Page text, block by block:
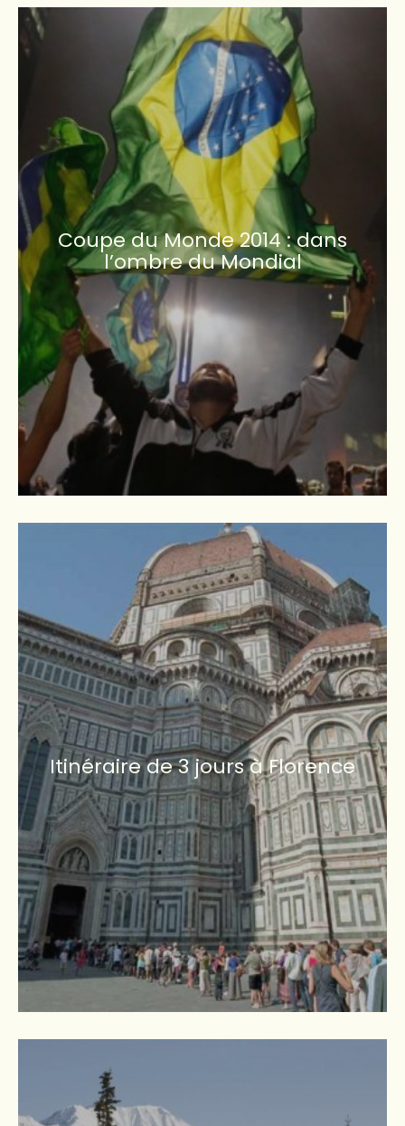
Coupe du Monde 2014 : dans
l’ombre du Mondial
Itinéraire de 3 jours à Florence